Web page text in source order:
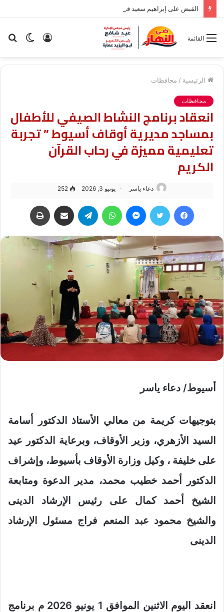
القبض على إبراهيم سعيد في مدينة نصر بسبب قضية نفقة
الوضع تسجيل
القائمة
الرئيسية / محافظات
محافظات
انعقاد برنامج النشاط الصيفي للأطفال
بمساجد مديرية أوقاف أسيوط ” تجربة
تعليمية مميزة في رحاب القرآن
الكريم
دعاء ياسر يونيو 3, 2026 252
فيسبوك تويتر ماسنجر واتساب تيلقرام مشاركة عبر البريد
أسيوط/ دعاء ياسر
بتوجيهات كريمة من معالي الأستاذ الدكتور أسامة
السيد الأزهري، وزير الأوقاف، وبرعاية الدكتور عيد
على خليفة ، وكيل وزارة الأوقاف بأسيوط، وإشراف
الدكتور أحمد خطيب محمد، مدير الدعوة ومتابعة
الشيخ أحمد كمال على رئيس الإرشاد الدينى
والشيخ محمود عبد المنعم فراج مسئول الإرشاد
الدينى
انعقد اليوم الاثنين الموافق 1 يونيو 2026 م برنامج